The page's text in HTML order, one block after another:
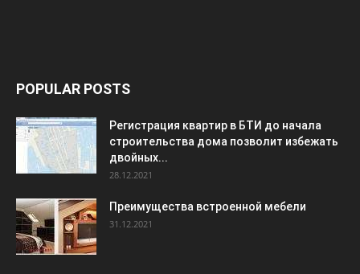
POPULAR POSTS
Регистрация квартир в БТИ до начала
строительства дома позволит избежать
двойных...
28.12.2021
Преимущества встроенной мебели
31.12.2021